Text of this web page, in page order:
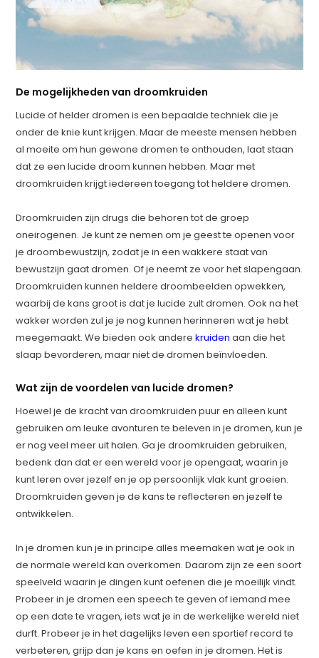
De mogelijkheden van droomkruiden
Lucide of helder dromen is een bepaalde techniek die je
onder de knie kunt krijgen. Maar de meeste mensen hebben
al moeite om hun gewone dromen te onthouden, laat staan
dat ze een lucide droom kunnen hebben. Maar met
droomkruiden krijgt iedereen toegang tot heldere dromen.
Droomkruiden zijn drugs die behoren tot de groep
oneirogenen. Je kunt ze nemen om je geest te openen voor
je droombewustzijn, zodat je in een wakkere staat van
bewustzijn gaat dromen. Of je neemt ze voor het slapengaan.
Droomkruiden kunnen heldere droombeelden opwekken,
waarbij de kans groot is dat je lucide zult dromen. Ook na het
wakker worden zul je je nog kunnen herinneren wat je hebt
meegemaakt. We bieden ook anderekruiden aan die het
slaap bevorderen, maar niet de dromen beïnvloeden.
Wat zijn de voordelen van lucide dromen?
Hoewel je de kracht van droomkruiden puur en alleen kunt
gebruiken om leuke avonturen te beleven in je dromen, kun je
er nog veel meer uit halen. Ga je droomkruiden gebruiken,
bedenk dan dat er een wereld voor je opengaat, waarin je
kunt leren over jezelf en je op persoonlijk vlak kunt groeien.
Droomkruiden geven je de kans te reflecteren en jezelf te
ontwikkelen.
In je dromen kun je in principe alles meemaken wat je ook in
de normale wereld kan overkomen. Daarom zijn ze een soort
speelveld waarin je dingen kunt oefenen die je moeilijk vindt.
Probeer in je dromen een speech te geven of iemand mee
op een date te vragen, iets wat je in de werkelijke wereld niet
durft. Probeer je in het dagelijks leven een sportief record te
verbeteren, grijp dan je kans en oefen in je dromen. Het is